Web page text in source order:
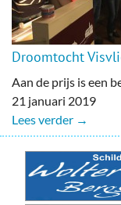
Droomtocht
Aan de prijs is een
21 januari 2019
Lees verder →